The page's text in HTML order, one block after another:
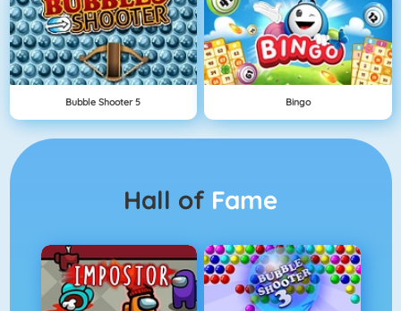
Bubble Shooter 5 Bingo
Hall of Fame